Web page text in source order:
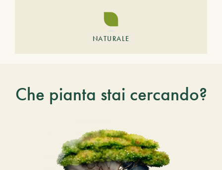
NATURALE
Che pianta stai cercando?